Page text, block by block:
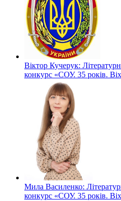
Віктор Кучерук:
конкурс «СОУ. 35 років.
Мила Василенко:
конкурс «СОУ. 35 років.